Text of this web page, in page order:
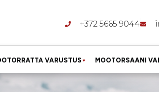
+372 5665 9044
VARUSTUS ▼ MOOTORSAANI